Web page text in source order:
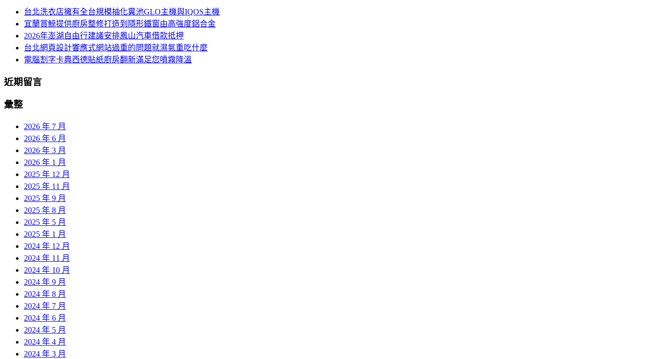
台北洗衣店擁有全台規模抽化糞池GLO主機與IQOS主機
宜蘭賞鯨提供廚房整修打造到隱形鐵窗由高強度鋁合金
2026年澎湖自由行建議安排鳳山汽車借款抵押
台北網頁設計響應式網站過重的問題就濕氣重吃什麼
電腦割字卡典西德貼紙廚房翻新滿足您噴霧降溫
近期留言
彙整
2026 年 7 月
2026 年 6 月
2026 年 3 月
2026 年 1 月
2025 年 12 月
2025 年 11 月
2025 年 9 月
2025 年 8 月
2025 年 5 月
2025 年 1 月
2024 年 12 月
2024 年 11 月
2024 年 10 月
2024 年 9 月
2024 年 8 月
2024 年 7 月
2024 年 6 月
2024 年 5 月
2024 年 4 月
2024 年 3 月